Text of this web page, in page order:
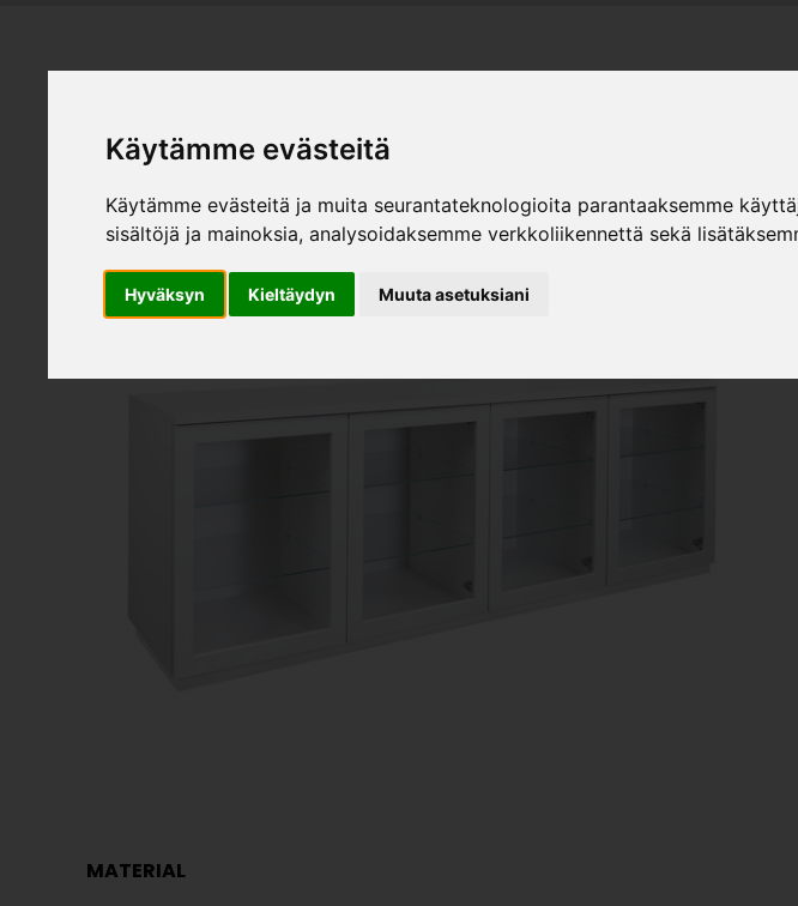
Käytämme evästeitä
Käytämme evästeitä ja muita seurantateknologioita parantaaksemme
sisältöjä ja mainoksia, analysoidaksemme verkkoliikennettä sekä
Hyväksyn Kieltäydyn Muuta asetuksiani
Produkter Sortiment
MATERIAL